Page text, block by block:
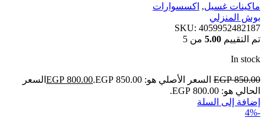
ماكينات غسيل, اكسسوارات
بوش المنزلي
SKU: 4059952482187
تم التقييم 5.00 من 5
In stock
EGP850.00 السعر الأصلي هو: EGP 850.00. EGP 800.00
السعر
الحالي هو: EGP 800.00.
إضافة إلى السلة
-4%